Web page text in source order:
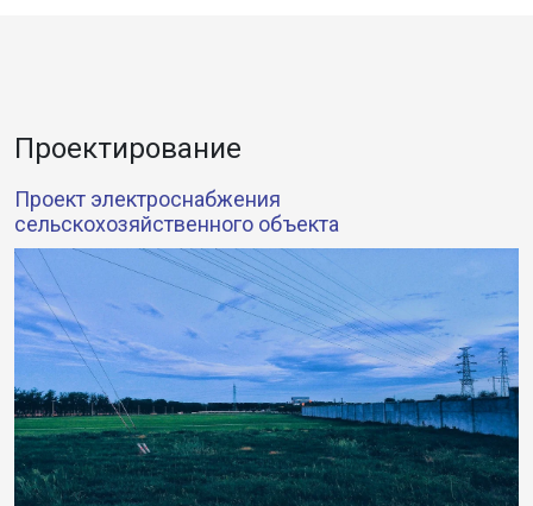
Проектирование
Проект электроснабжения
сельскохозяйственного объекта